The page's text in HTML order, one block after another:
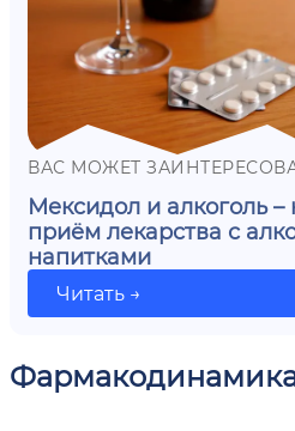
ВАС МОЖЕТ
Мексидол и алкоголь –
приём лекарства с
напитками
Читать →